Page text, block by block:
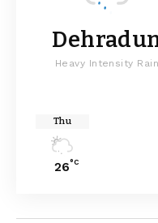
Heavy Intensity Rain
Thu
26°C